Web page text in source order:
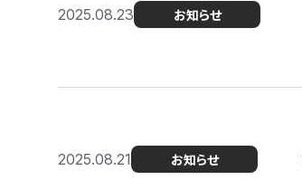
2025.08.23 お知らせ
2025.08.21 お知らせ